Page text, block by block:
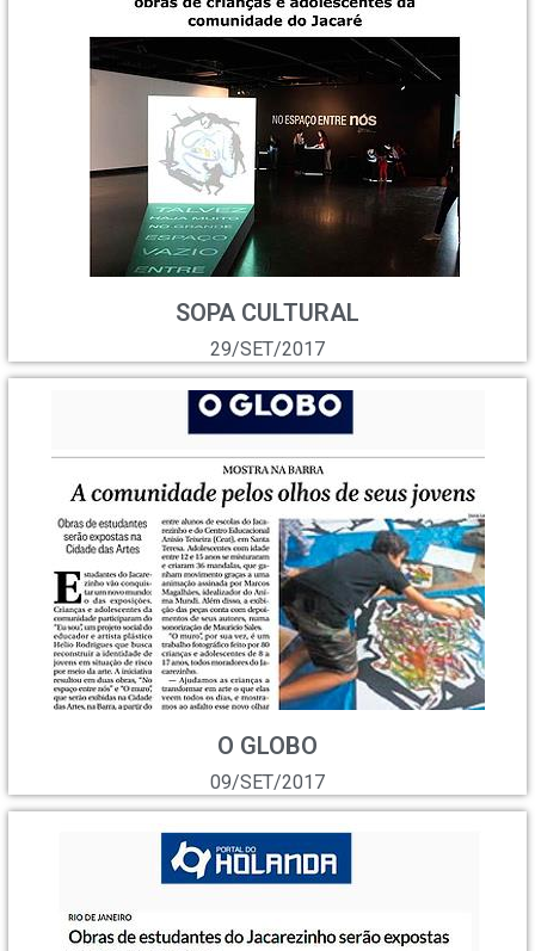
SOPA CULTURAL
29/SET/2017
O GLOBO
09/SET/2017